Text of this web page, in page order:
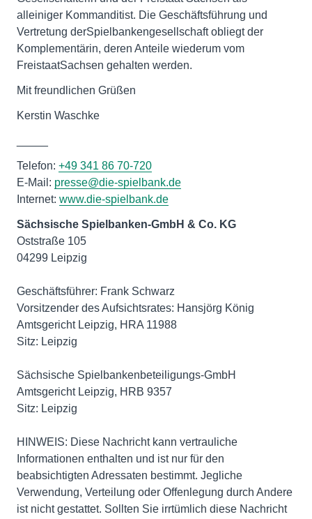
alleiniger Kommanditist. Die Geschäftsführung und
Vertretung derSpielbankengesellschaft obliegt der
Komplementärin, deren Anteile wiederum vom
FreistaatSachsen gehalten werden.
Mit freundlichen Grüßen
Kerstin Waschke
Telefon: +49 341 86 70-720
E-Mail: presse@die-spielbank.de
Internet: www.die-spielbank.de
Oststraße 105
04299 Leipzig
Geschäftsführer: Frank Schwarz
Vorsitzender des Aufsichtsrates: Hansjörg König
Amtsgericht Leipzig, HRA 11988
Sitz: Leipzig
Sächsische Spielbankenbeteiligungs-GmbH
Amtsgericht Leipzig, HRB 9357
Sitz: Leipzig
HINWEIS: Diese Nachricht kann vertrauliche
Informationen enthalten und ist nur für den
beabsichtigten Adressaten bestimmt. Jegliche
Verwendung, Verteilung oder Offenlegung durch Andere
ist nicht gestattet. Sollten Sie irrtümlich diese Nachricht